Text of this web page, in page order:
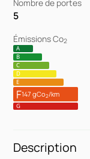
Nombre de portes
5
Émissions Co2
A
B
C
D
E
F147 gCo2/km
G
Description